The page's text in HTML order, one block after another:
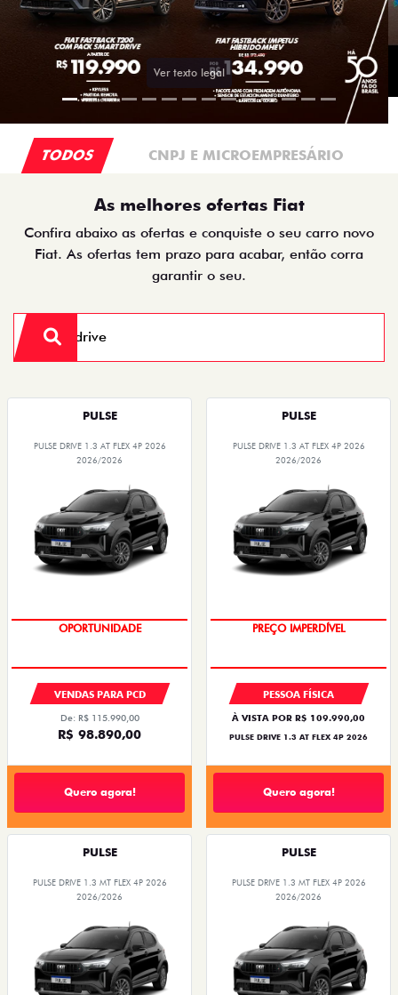
TODOS CNPJ E MICROEMPRESÁRIO
As melhores ofertas Fiat
Confira abaixo as ofertas e conquiste o seu carro novo
Fiat. As ofertas tem prazo para acabar, então corra
garantir o seu.
PULSE
PULSE DRIVE 1.3 AT FLEX 4P 2026
2026/2026
OPORTUNIDADE
VENDAS PARA PCD
De: R$ 115.990,00
R$ 98.890,00
Quero agora!
PULSE
PULSE DRIVE 1.3 AT FLEX 4P 2026
2026/2026
PREÇO IMPERDÍVEL
PESSOA FÍSICA
À VISTA POR R$ 109.990,00
PULSE DRIVE 1.3 AT FLEX 4P 2026
Quero agora!
PULSE
PULSE DRIVE 1.3 MT FLEX 4P 2026
2026/2026
PULSE
PULSE DRIVE 1.3 MT FLEX 4P 2026
2026/2026